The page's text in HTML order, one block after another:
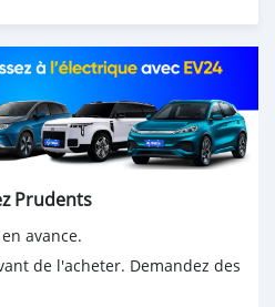
Prudents
avance.
de l'acheter. Demandez des